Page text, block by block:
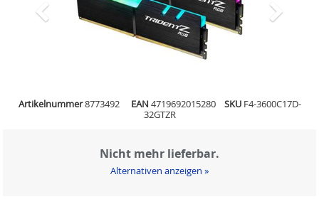
Artikelnummer8773492 EAN 4719692015280 SKU F4-3600C17D-
32GTZR
Nicht mehr lieferbar.
Alternativen anzeigen »